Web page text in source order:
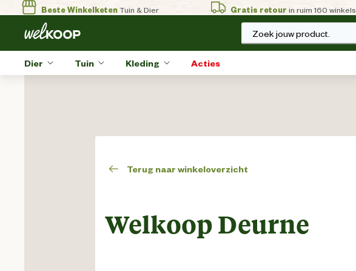
Beste WinkelketenTuin & Dier Gratis retour in ruim 160 winkels
Zoek jouw product.
Dier Tuin Kleding Acties
Terug naar winkeloverzicht
Welkoop Deurne